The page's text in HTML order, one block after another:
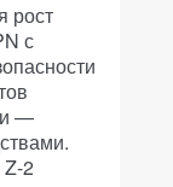
рост
с
—
2